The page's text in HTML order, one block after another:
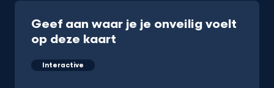
Geef aan waar je je onveilig voelt
op deze kaart
Interactive